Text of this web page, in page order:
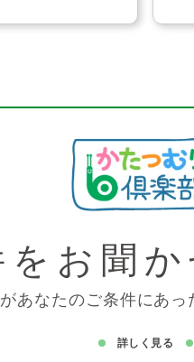
お聞
あなたのご条件にあっ
詳しく見る